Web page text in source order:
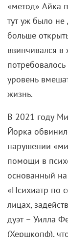
«метод» Айка
тут уж было
больше
ввинчивался в
уровень
жизнь.
В 2021 году
Йорка
нарушении
помощи в
основанный
«Психиатр по
лицах,
дуэт – Уилла
(Хершкопф),